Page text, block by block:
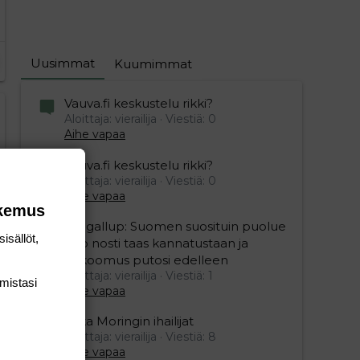
Uusimmat Kuumimmat
Vauva.fi keskustelu rikki?
Aloittaja: vierailija
Viestiä: 0
Aihe vapaa
Vauva.fi keskustelu rikki?
Aloittaja: vierailija
Viestiä: 0
Aihe vapaa
Yle gallup: Suomen suosituin puolue
Sdp nosti taas kannatustaan ja
kokoomus putosi edelleen
Aloittaja: vierailija
Viestiä: 1
Aihe vapaa
Mika Moringin ihailijat
Aloittaja: vierailija
Viestiä: 8
Aihe vapaa